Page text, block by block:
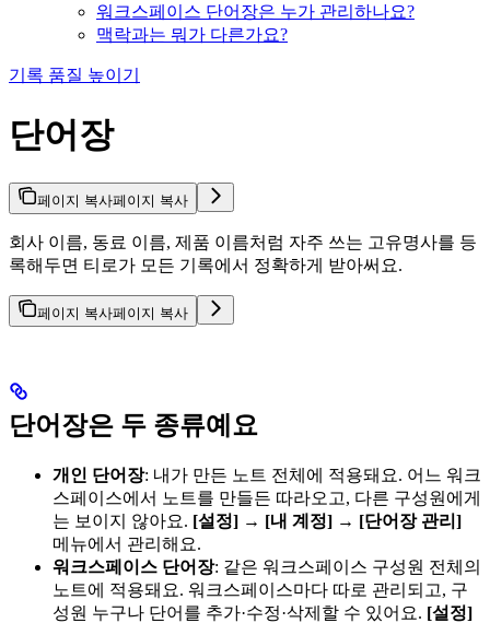
워크스페이스 단어장은 누가 관리하나요?
맥락과는 뭐가 다른가요?
기록 품질 높이기
단어장
페이지 복사페이지 복사
회사 이름, 동료 이름, 제품 이름처럼 자주 쓰는 고유명사를 등
록해두면 티로가 모든 기록에서 정확하게 받아써요.
페이지 복사페이지 복사
단어장은 두 종류예요
개인 단어장: 내가 만든 노트 전체에 적용돼요. 어느 워크
스페이스에서 노트를 만들든 따라오고, 다른 구성원에게
는 보이지 않아요. [설정] → [내 계정] → [단어장 관리]
메뉴에서 관리해요.
워크스페이스 단어장: 같은 워크스페이스 구성원 전체의
노트에 적용돼요. 워크스페이스마다 따로 관리되고, 구
성원 누구나 단어를 추가·수정·삭제할 수 있어요. [설정]